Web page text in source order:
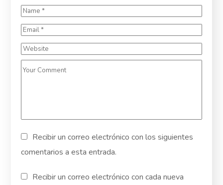
Recibir un correo electrónico con los siguientes
comentarios a esta entrada.
Recibir un correo electrónico con cada nueva